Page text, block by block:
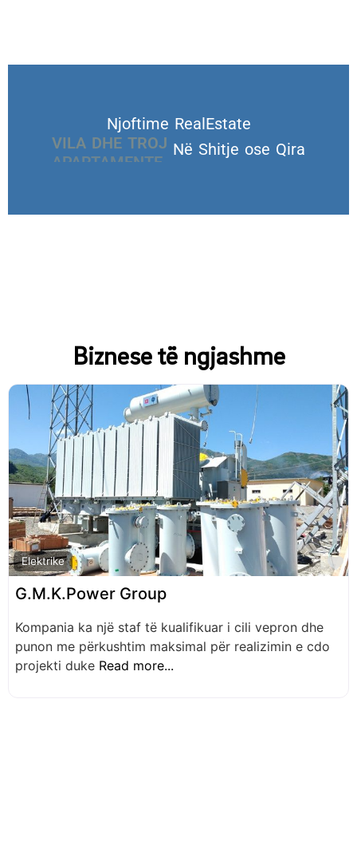
Njoftime RealEstate
VILA DHE TROJE
Biznese të ngjashme
Elektrike
G.M.K.Power Group
Kompania ka një staf të kualifikuar i cili vepron dhe
punon me përkushtim maksimal për realizimin e cdo